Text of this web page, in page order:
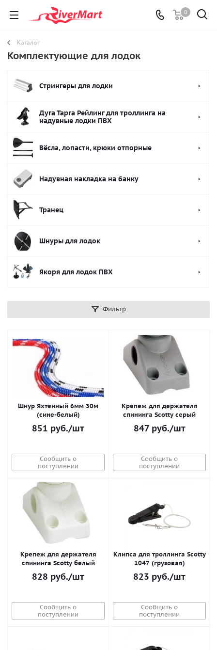
0
Каталог
Комплектующие для лодок
Стрингеры для лодки
Дуга Тарга Рейлинг для троллинга на
надувные лодки ПВХ
Вёсла, лопасти, крюки отпорные
Надувная накладка на банку
Транец
Шнуры для лодок
Якоря для лодок ПВХ
Фильтр
Шнур Яхтенный 6мм 30м
(сине-белый)
851 руб./шт
Сообщить о
поступлении
Крепеж для держателя
спининга Scotty серый
847руб./шт
Сообщить о
поступлении
Крепеж для держателя
спининга Scotty белый
828 руб./шт
Сообщить о
поступлении
Клипса для троллинга Scotty
1047 (грузовая)
823 руб./шт
Сообщить о
поступлении